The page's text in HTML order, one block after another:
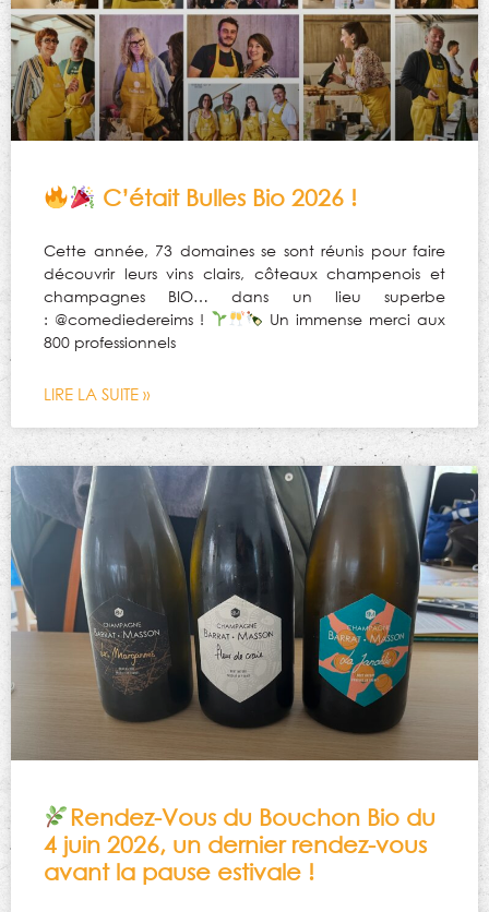
C’était Bulles Bio 2026 !
Cette année, 73 domaines se sont réunis pour faire
découvrir leurs vins clairs, côteaux champenois et
champagnes BIO… dans un lieu superbe
: @comediedereims !
Un immense merci aux
800 professionnels
LIRE LA SUITE »
Rendez-Vous du Bouchon Bio du
4 juin 2026, un dernier rendez-vous
avant la pause estivale !